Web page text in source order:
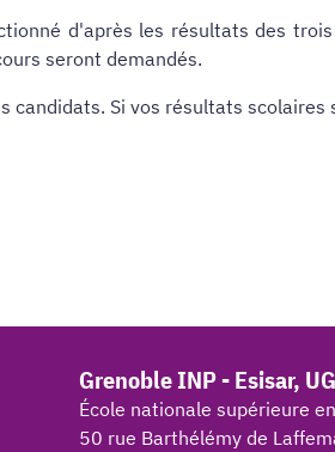
d'après les résultats des
seront demandés.
Si vos résultats
Grenoble INP - Esisar,
École nationale supérieure
50 rue Barthélémy de